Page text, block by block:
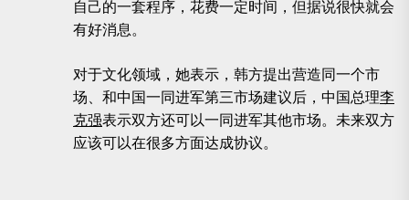
自己的一套程序，花费一定时间，但据说很快就会
有好消息。
对于文化领域，她表示，韩方提出营造同一个市
场、和中国一同进军第三市场建议后，中国总理李
克强表示双方还可以一同进军其他市场。未来双方
应该可以在很多方面达成协议。